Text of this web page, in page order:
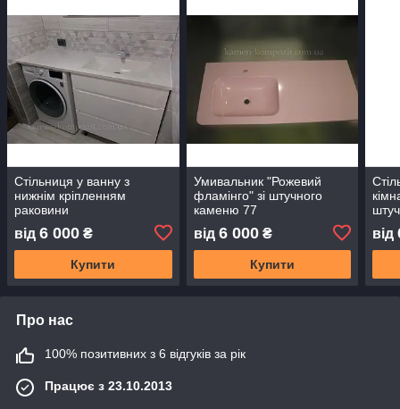
Стільниця у ванну з
нижнім кріпленням
раковини
від 6 000 ₴
Купити
Умивальник "Рожевий
фламінго" зі штучного
каменю 77
від 6 000₴
Купити
від
Про нас
100% позитивних з 6 відгуків за рік
Працює з 23.10.2013